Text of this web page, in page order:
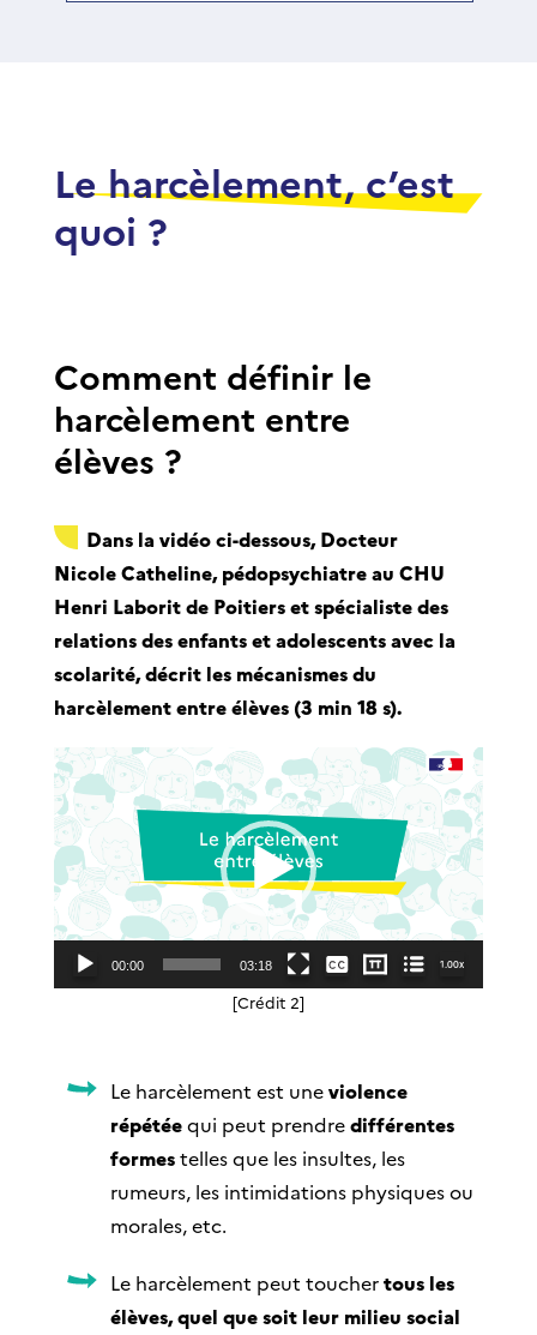
Le harcèlement, c’est
quoi ?
Comment définir le
harcèlement entre
élèves ?
Dans la vidéo ci-dessous, Docteur
Nicole Catheline, pédopsychiatre au CHU
Henri Laborit de Poitiers et spécialiste des
relations des enfants et adolescents avec la
scolarité, décrit les mécanismes du
harcèlement entre élèves (3 min 18 s).
Lecteur
vidéo
00:00 03:18
Aucun
Français
null
240p
1.00x
[Crédit 2]
Le harcèlement est uneviolence
répétéequi peut prendredifférentes
formestelles que les insultes, les
rumeurs, les intimidations physiques ou
morales, etc.
Le harcèlement peut touchertous les
élèves, quel que soit leur milieu social